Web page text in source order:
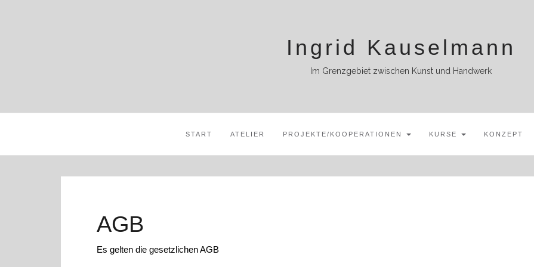
Ingrid Kauselmann
Im Grenzgebiet zwischen Kunst und Handwerk
START ATELIER PROJEKTE/KOOPERATIONEN KURSE KONZEPT
AGB
Es gelten die gesetzlichen AGB